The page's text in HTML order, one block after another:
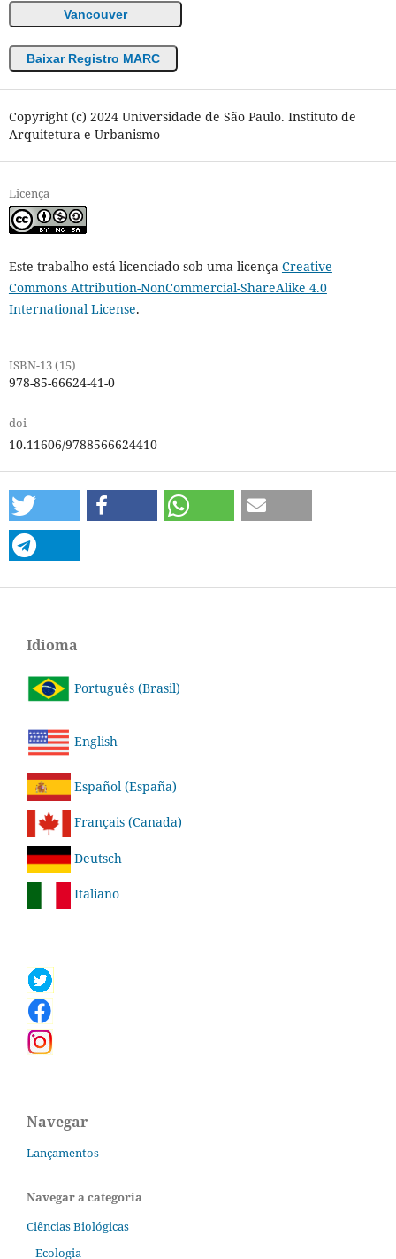
Vancouver
Baixar Registro MARC
Copyright (c) 2024 Universidade de São Paulo. Instituto de
Arquitetura e Urbanismo
Licença
Este trabalho está licenciado sob uma licença Creative
Commons Attribution-NonCommercial-ShareAlike 4.0
International License.
ISBN-13 (15)
978-85-66624-41-0
doi
10.11606/9788566624410
Idioma
Português (Brasil)
English
Español (España)
Français (Canada)
Deutsch
Italiano
Navegar
Lançamentos
Navegar a categoria
Ciências Biológicas
Ecologia